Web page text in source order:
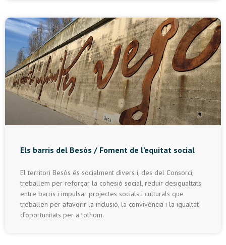
Els barris del Besòs / Foment de l’equitat social
El territori Besòs és socialment divers i, des del Consorci,
treballem per reforçar la cohesió social, reduir desigualtats
entre barris i impulsar projectes socials i culturals que
treballen per afavorir la inclusió, la convivència i la igualtat
d’oportunitats per a tothom.